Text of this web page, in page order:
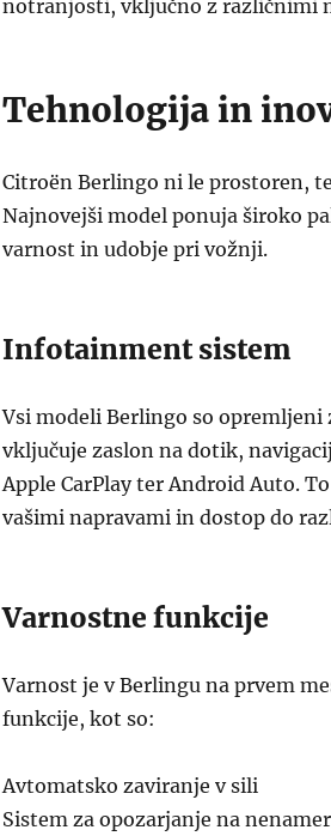
notranjosti, vključno z različnimi
Tehnologija in
Citroën Berlingo ni le prostoren,
Najnovejši model ponuja široko
varnost in udobje pri vožnji.
Infotainment sistem
Vsi modeli Berlingo so
vključuje zaslon na dotik,
Apple CarPlay ter Android Auto.
vašimi napravami in dostop do
Varnostne funkcije
Varnost je v Berlingu na prvem
funkcije, kot so:
Avtomatsko zaviranje v sili
Sistem za opozarjanje na